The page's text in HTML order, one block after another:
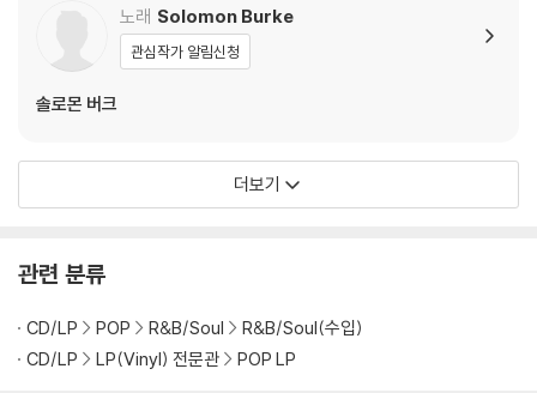
관련 사진과 동영상 및 재생 기기 모델명을 첨부하여 첨부하여 고객센터에
가 어려우므로 신중한 구매를 부탁드립니다.
노래 Solomon Burke
관심작가 알림신청
솔로몬 버크
더보기
관련 분류
CD/LP POP R&B/Soul
R&B/Soul(수입)
CD/LP
LP(Vinyl) 전문관 POP LP